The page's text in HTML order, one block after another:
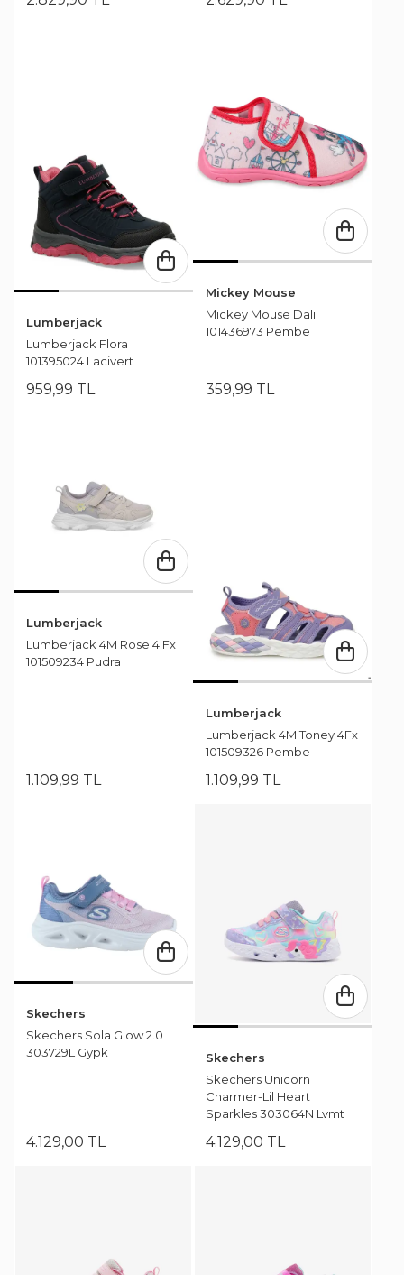
Lumberjack
Lumberjack Flora
101395024 Lacivert
959,99 TL
Mickey Mouse
Mickey Mouse Dali
101436973 Pembe
359,99 TL
Lumberjack
Lumberjack 4M Rose 4 Fx
101509234 Pudra
1.109,99 TL
Lumberjack
Lumberjack 4M Toney 4Fx
101509326 Pembe
1.109,99 TL
Skechers
Skechers Sola Glow 2.0
303729L Gypk
4.129,00 TL
Skechers
Skechers Unıcorn
Charmer-Lil Heart
Sparkles 303064N Lvmt
4.129,00 TL